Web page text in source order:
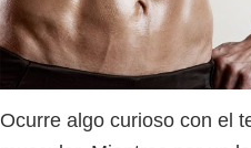
Ocurre algo curioso con el